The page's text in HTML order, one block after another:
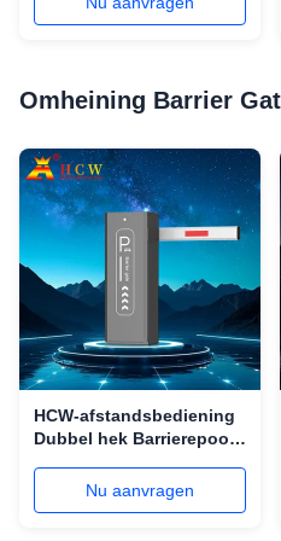
smashing
Omheining Barrier
HCW-afstandsbediening
Dubbel hek Barrierepoort
Nu aanvragen